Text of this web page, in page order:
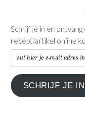
Schrijf je in en
recept/artikel online
vul
hier
je
e-
SCHRIJF JE IN